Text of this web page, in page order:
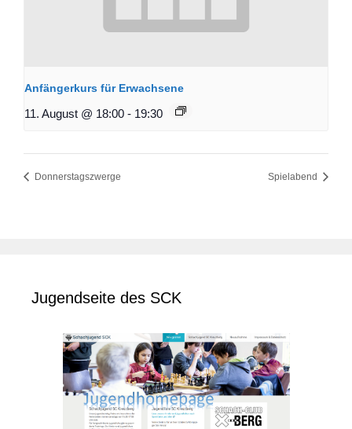
Anfängerkurs für Erwachsene
11. August @ 18:00 - 19:30
Donnerstagszwerge Spielabend
Jugendseite des SCK